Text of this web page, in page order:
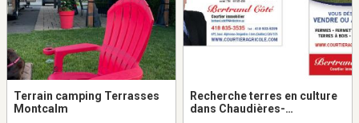
Terrain camping Terrasses
Montcalm
Recherche terres en culture
dans Chaudières-